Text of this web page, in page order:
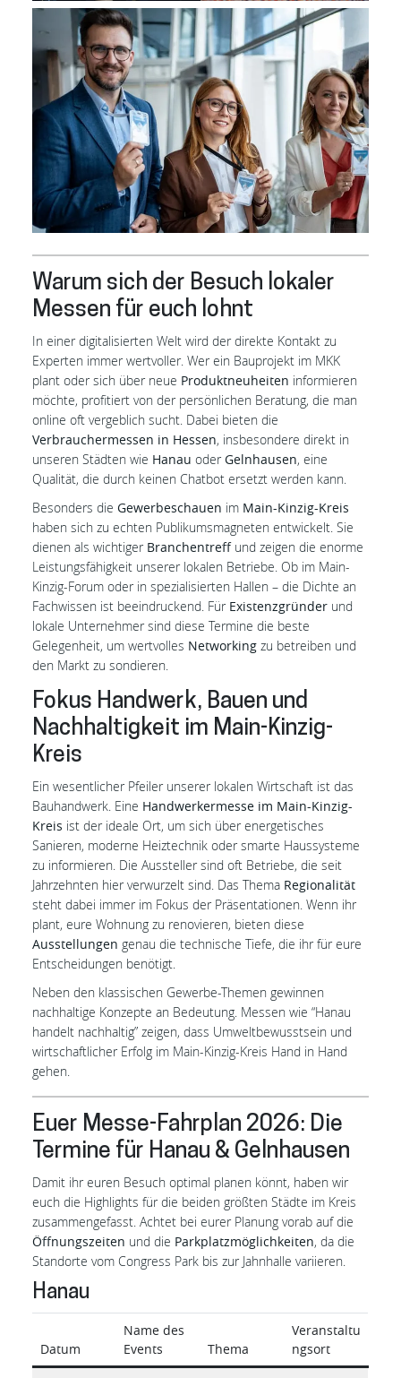
Warum sich der Besuch lokaler
Messen für euch lohnt
In einer digitalisierten Welt wird der direkte Kontakt zu
Experten immer wertvoller. Wer ein Bauprojekt im MKK
plant oder sich über neue Produktneuheiten informieren
möchte, profitiert von der persönlichen Beratung, die man
online oft vergeblich sucht. Dabei bieten die
Verbrauchermessen in Hessen, insbesondere direkt in
unseren Städten wie Hanau oderGelnhausen, eine
Qualität, die durch keinen Chatbot ersetzt werden kann.
Besonders die Gewerbeschauen im Main-Kinzig-Kreis
haben sich zu echten Publikumsmagneten entwickelt. Sie
dienen als wichtiger Branchentreffund zeigen die enorme
Leistungsfähigkeit unserer lokalen Betriebe. Ob im Main-
Kinzig-Forum oder in spezialisierten Hallen – die Dichte an
Fachwissen ist beeindruckend. Für Existenzgründer und
lokale Unternehmer sind diese Termine die beste
Gelegenheit, um wertvolles Networking zu betreiben und
den Markt zu sondieren.
Fokus Handwerk, Bauen und
Nachhaltigkeit im Main-Kinzig-
Kreis
Ein wesentlicher Pfeiler unserer lokalen Wirtschaft ist das
Bauhandwerk. Eine Handwerkermesse im Main-Kinzig-
Kreis ist der ideale Ort, um sich über energetisches
Sanieren, moderne Heiztechnik oder smarte Haussysteme
zu informieren. Die Aussteller sind oft Betriebe, die seit
Jahrzehnten hier verwurzelt sind. Das Thema Regionalität
steht dabei immer im Fokus der Präsentationen. Wenn ihr
plant, eure Wohnung zu renovieren, bieten diese
Ausstellungen genau die technische Tiefe, die ihr für eure
Entscheidungen benötigt.
Neben den klassischen Gewerbe-Themen gewinnen
nachhaltige Konzepte an Bedeutung. Messen wie “Hanau
handelt nachhaltig” zeigen, dass Umweltbewusstsein und
wirtschaftlicher Erfolg im Main-Kinzig-Kreis Hand in Hand
gehen.
Euer Messe-Fahrplan 2026: Die
Termine für Hanau & Gelnhausen
Damit ihr euren Besuch optimal planen könnt, haben wir
euch die Highlights für die beiden größten Städte im Kreis
zusammengefasst. Achtet bei eurer Planung vorab auf die
Öffnungszeiten und die Parkplatzmöglichkeiten, da die
Standorte vom Congress Park bis zur Jahnhalle variieren.
Hanau
Datum
Name des
Events
Thema
Veranstaltu
ngsort